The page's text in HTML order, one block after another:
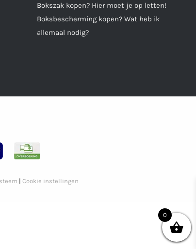
Bokszak kopen? Hier moet je op letten!
Boksbescherming kopen? Wat heb ik
allemaal nodig?
| Cookie instellingen
0